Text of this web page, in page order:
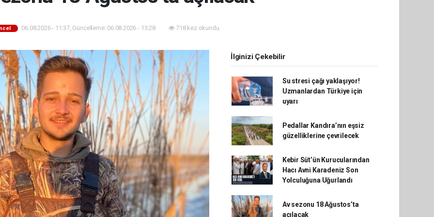
06.08.2026 - 11:37, Güncelleme: 06.08.2026 - 13:28 718 kez okundu.
İlginizi Çekebilir
Su stresi çağı yaklaşıyor!
Uzmanlardan Türkiye için
uyarı
Pedallar Kandıra’nın eşsiz
güzelliklerine çevrilecek
Kebir Süt’ün Kurucularından
Hacı Avni Karadeniz Son
Yolculuğuna Uğurlandı
Av sezonu 18 Ağustos’ta
açılacak